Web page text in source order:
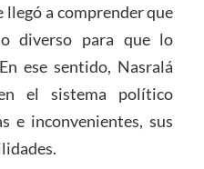
llegó a comprender que
diverso para que lo
ese sentido, Nasralá
el sistema político
e inconvenientes, sus